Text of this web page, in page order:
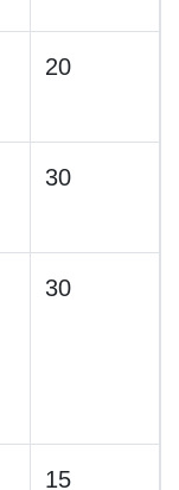
20
30
30
15